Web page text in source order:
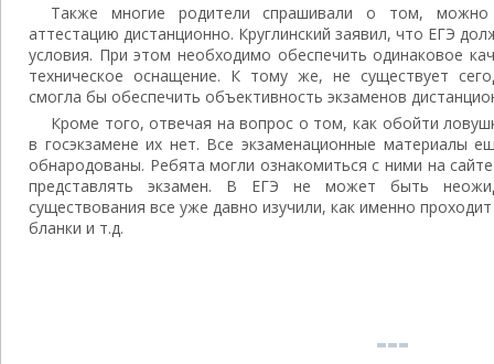
Также многие родители спрашивали о том, можно
аттестацию дистанционно. Круглинский заявил, что ЕГЭ
условия. При этом необходимо обеспечить одинаковое
техническое оснащение. К тому же, не существует
смогла бы обеспечить объективность экзаменов
Кроме того, отвечая на вопрос о том, как обойти
в госэкзамене их нет. Все экзаменационные материалы
обнародованы. Ребята могли ознакомиться с ними на
представлять экзамен. В ЕГЭ не может быть
существования все уже давно изучили, как именно
бланки и т.д.